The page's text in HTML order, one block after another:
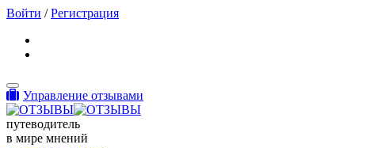
Войти /Регистрация
Toggle navigation
Управление отзывами
путеводитель
в мире мнений